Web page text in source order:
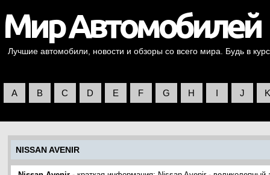
Лучшие автомобили, новости и обзоры со всего мира. Будь в
A B C D E F G H I J K
NISSAN AVENIR